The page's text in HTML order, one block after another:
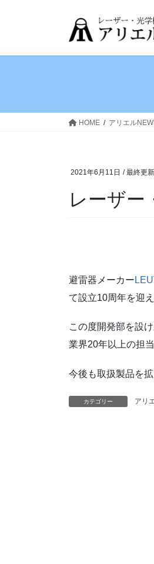
HOME アリエル
2021年6月11日 / 最終更
レーザー
避雷器メーカー
て設立10周年を迎
この度開発部を設
業界20年以上の担
今後も取扱製品を
カテゴリー アリ